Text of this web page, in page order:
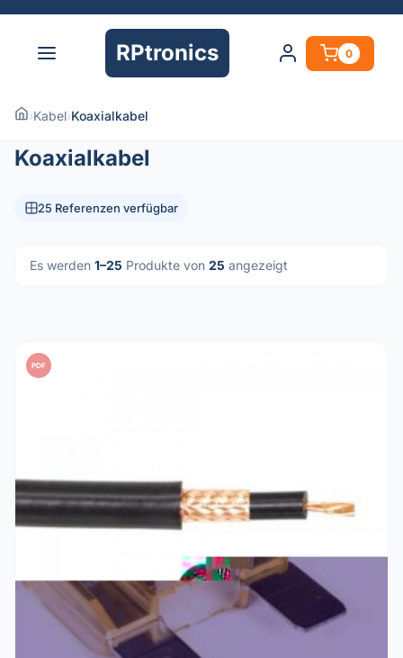
RPtronics 0
›Kabel›Koaxialkabel
Koaxialkabel
25 Referenzen verfügbar
Es werden 1–25 Produkte von 25 angezeigt
PDF